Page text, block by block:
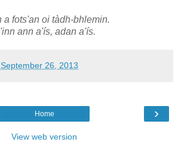
a fots'an oi tàdh-bhlemin.
ann a'ís, adan a'ís.
26, 2013
›
Home
View web version